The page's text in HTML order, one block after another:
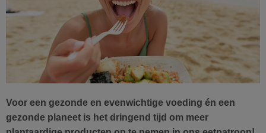
Voor een gezonde en evenwichtige voeding én een
gezonde planeet is het dringend tijd om meer